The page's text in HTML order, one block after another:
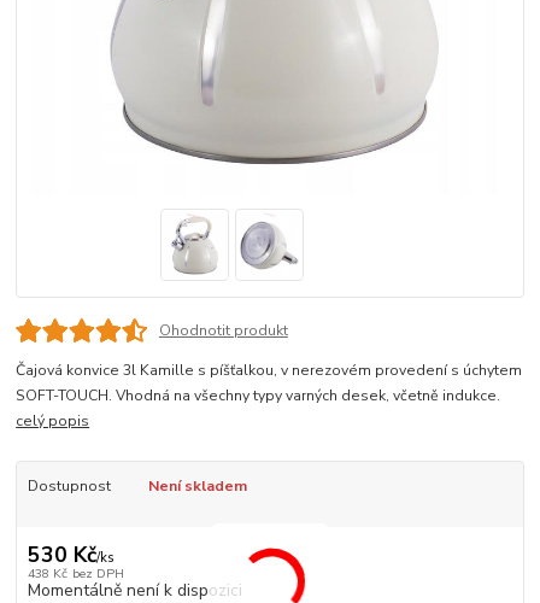
Ohodnotit produkt
Čajová konvice 3l Kamille s píšťalkou, v nerezovém provedení s úchytem
SOFT-TOUCH. Vhodná na všechny typy varných desek, včetně indukce.
celý popis
Dostupnost Není skladem
530 Kč/ks
438 Kč bez DPH
Momentálně není k dispozici